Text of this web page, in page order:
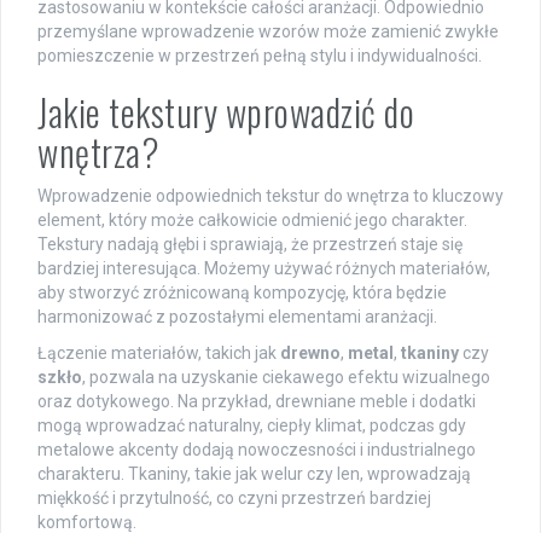
zastosowaniu w kontekście całości aranżacji. Odpowiednio
przemyślane wprowadzenie wzorów może zamienić zwykłe
pomieszczenie w przestrzeń pełną stylu i indywidualności.
Jakie tekstury wprowadzić do
wnętrza?
Wprowadzenie odpowiednich tekstur do wnętrza to kluczowy
element, który może całkowicie odmienić jego charakter.
Tekstury nadają głębi i sprawiają, że przestrzeń staje się
bardziej interesująca. Możemy używać różnych materiałów,
aby stworzyć zróżnicowaną kompozycję, która będzie
harmonizować z pozostałymi elementami aranżacji.
Łączenie materiałów, takich jak drewno, metal , tkaniny czy
szkło, pozwala na uzyskanie ciekawego efektu wizualnego
oraz dotykowego. Na przykład, drewniane meble i dodatki
mogą wprowadzać naturalny, ciepły klimat, podczas gdy
metalowe akcenty dodają nowoczesności i industrialnego
charakteru. Tkaniny, takie jak welur czy len, wprowadzają
miękkość i przytulność, co czyni przestrzeń bardziej
komfortową.